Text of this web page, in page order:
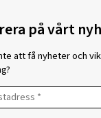
på vårt
att få nyheter och